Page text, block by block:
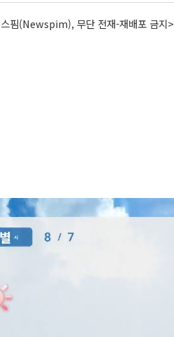
핌(Newspim), 무단 전재-재배포 금지>